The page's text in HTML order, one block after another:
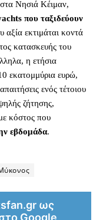
Νησιά Κέιμαν,
που ταξιδεύουν
αξία εκτιμάται κοντά
κατασκευής του
η ετήσια
εκατομμύρια ευρώ,
ενός τέτοιου
ζήτησης,
κόστος που
εβδομάδα.
ως
Google